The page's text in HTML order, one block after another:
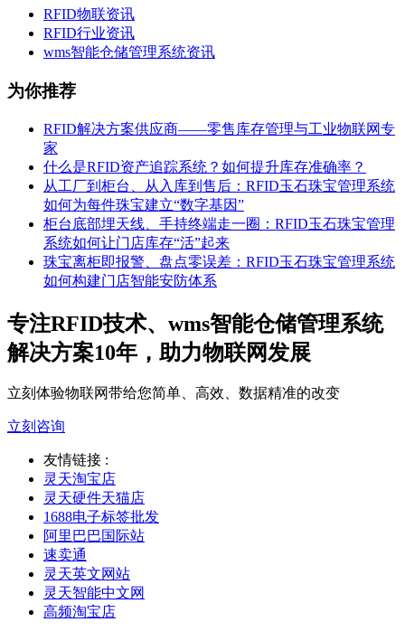
RFID物联资讯
RFID行业资讯
wms智能仓储管理系统资讯
为你推荐
RFID解决方案供应商——零售库存管理与工业物联网专
家
什么是RFID资产追踪系统？如何提升库存准确率？
从工厂到柜台、从入库到售后：RFID玉石珠宝管理系统
如何为每件珠宝建立“数字基因”
柜台底部埋天线、手持终端走一圈：RFID玉石珠宝管理
系统如何让门店库存“活”起来
珠宝离柜即报警、盘点零误差：RFID玉石珠宝管理系统
如何构建门店智能安防体系
专注RFID技术、wms智能仓储管理系统
解决方案10年，助力物联网发展
立刻体验物联网带给您简单、高效、数据精准的改变
立刻咨询
友情链接 :
灵天淘宝店
灵天硬件天猫店
1688电子标签批发
阿里巴巴国际站
速卖通
灵天英文网站
灵天智能中文网
高频淘宝店